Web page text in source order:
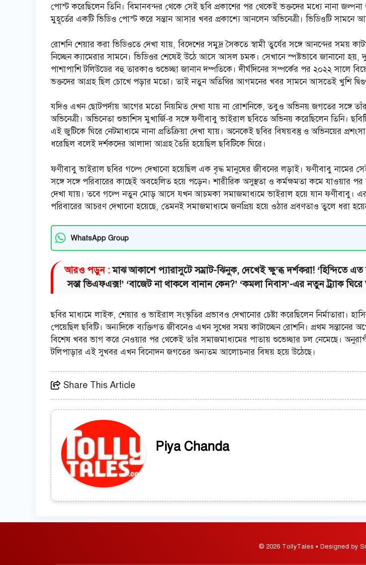
পোস্ট করেছিলেন তিনি। বিমানবন্দর থেকে সেই ছবি প্রকাশের পর থেকেই ভক্তদের মধ্যে নানা
মুহূর্তের একটি ভিডিও পোস্ট করে সন্তান আসার খবর প্রকাশ্যে আনলেন অভিনেত্রী। ভিডিওটি সামনে
রোশনি শেয়ার করা ভিডিওতে দেখা যায়, বিদেশের সমুদ্র সৈকতে স্বামী তুর্যের সঙ্গে আনন্দের সময়
নিচ্ছেন ক্যামেরার সামনে। ভিডিওর শেষেই উঠে আসে আসল চমক। সেখানে স্পষ্টভাবে জানানো
পাশাপাশি টলিউডের বহু তারকাও শুভেচ্ছা জানান দম্পতিকে। দীর্ঘদিনের সম্পর্কের পর ২০২২ সালে
ভক্তদের আগ্রহ ছিল চোখে পড়ার মতো। তাই নতুন অতিথির আগমনের খবর সামনে আসতেই খুশি দ্বিগুণ
যদিও এখন ছোটপর্দায় আগের মতো নিয়মিত দেখা যায় না রোশনিকে, তবুও অভিনয় জগতের সঙ্গে
অভিনেত্রী। অভিনেতা শুভাশিস মুখার্জি-র সঙ্গে ফণীবাবু ভাইরাল ছবিতে অভিনয় করেছিলেন
এই জুটিকে ঘিরে নেটমাধ্যমে নানা প্রতিক্রিয়া দেখা যায়। অনেকেই ছবির বিষয়বস্তু ও অভিনয়ের
ধরেছিল বলেই দর্শকদের আলাদা আগ্রহ তৈরি হয়েছিল ছবিটিকে ঘিরে।
ফণীবাবু ভাইরাল ছবির গল্পে দেখানো হয়েছিল এক বৃদ্ধ মানুষের জীবনের লড়াই। ফণীবাবু নামের
সঙ্গে সঙ্গে পরিবারের কাছেই অবহেলিত হয়ে পড়েন। শারীরিক অসুস্থতা ও কর্মক্ষমতা কমে যাওয়ার
দেখা যায়। তবে গল্পে নতুন মোড় আসে যখন আচমকা সমাজমাধ্যমে ভাইরাল হয়ে যান ফণীবাবু।
পরিবারের আচরণ দেখানো হয়েছে, তেমনই সমাজমাধ্যমে জনপ্রিয় হয়ে ওঠার প্রবণতাও তুলে ধরা
WhatsApp Group
আরও পড়ুন :মাঝ আকাশে প্যারাসুটে সম্রাট-ঝিনুক, দেখেই ক্ষু’ব্ধ দর্শকরা! ‘হিন্দিতে
সস্তা ভিএফএক্স!’ ‘বাজেট না থাকলে বানান কেন?’ ‘কমলা নিবাস’-এর নতুন ট্র্যাক
ছবির মাধ্যমে লাইক, শেয়ার ও ভাইরাল সংস্কৃতির প্রভাবও দেখানোর চেষ্টা করেছিলেন নির্মাতারা।
পেয়েছিল ছবিটি। অন্যদিকে ব্যক্তিগত জীবনেও এখন সুখের সময় কাটাচ্ছেন রোশনি। প্রথম সন্তানের
বিশেষ খবর ভাগ করে নেওয়ার পর থেকেই তাঁর সমাজমাধ্যমের পাতায় শুভেচ্ছার ঢল নেমেছে।
টলিপাড়ার এই সুখবর এখন বিনোদন জগতের অন্যতম আলোচনার বিষয় হয়ে উঠেছে।
Share This Article
Piya Chanda
© 2026 TollyTales • Designed by